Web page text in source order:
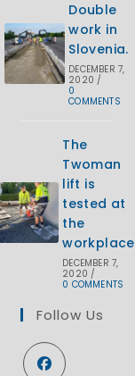
Double
work in
Slovenia.
DECEMBER 7,
2020 /
0
COMMENTS
The
Twoman
lift is
tested at
the
workplace
DECEMBER 7,
2020 /
0 COMMENTS
Follow Us